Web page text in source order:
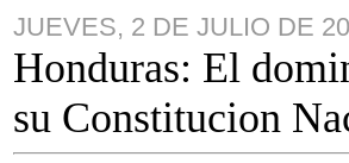
JUEVES, 2 DE JULIO DE
Honduras: El
su Constitucion